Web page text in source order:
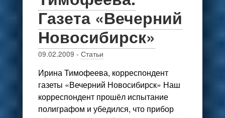
Газета «Вечерний
Новосибирск»
09.02.2009 - Статьи
Ирина Тимофеева, корреспондент
газеты «Вечерний Новосибирск» Наш
корреспондент прошёл испытание
полиграфом и убедился, что прибор